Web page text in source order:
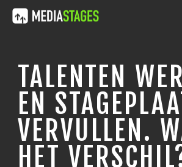
TALENTEN
EN
VERVULLEN.
HET